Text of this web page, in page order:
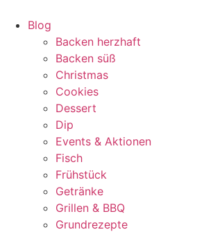
Inhalt
springen
Blog
Backen herzhaft
Backen süß
Christmas
Cookies
Dessert
Dip
Events & Aktionen
Fisch
Frühstück
Getränke
Grillen & BBQ
Grundrezepte